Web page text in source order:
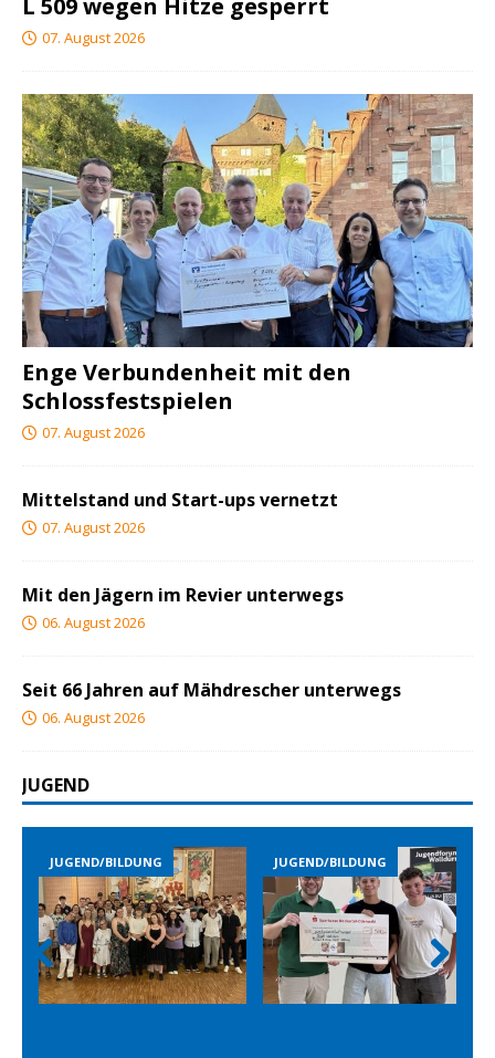
07. August 2026
Enge Verbundenheit mit den
Schlossfestspielen
07. August 2026
Mittelstand und Start-ups vernetzt
07. August 2026
Mit den Jägern im Revier unterwegs
06. August 2026
Seit 66 Jahren auf Mähdrescher unterwegs
06. August 2026
JUGEND
BILDUNG JUGEND/BILDUNG JUGEND/
Prev
ious
Nex
t